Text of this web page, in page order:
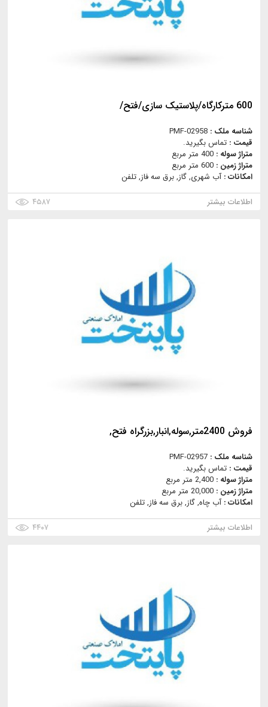
600 مترکارگاه/پلاستیک سازی/فتح/
شناسه ملک : PMF-02958
قیمت : تماس بگیرید.
متراژ سوله : 400 متر مربع
متراژ زمین : 600 متر مربع
امکانات :آب شهری, گاز, برق سه فاز, تلفن
اطلاعات بیشتر
۴۵۸۷
فروش 2400متر,سوله,انبار,بزرگراه فتح,
شناسه ملک : PMF-02957
قیمت : تماس بگیرید.
متراژ سوله : 2,400 متر مربع
متراژ زمین : 20,000 متر مربع
امکانات :آب چاه, گاز, برق سه فاز, تلفن
اطلاعات بیشتر
۴۴۰۷